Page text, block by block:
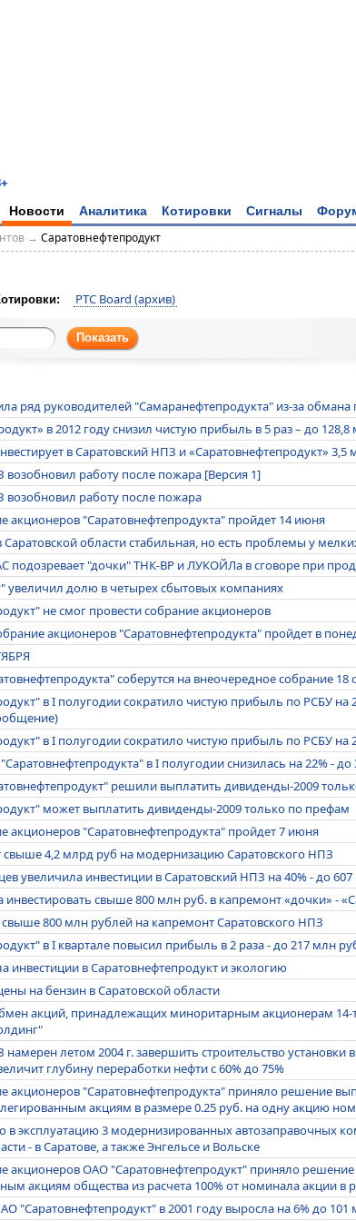
Новости Аналитика Котировки Сигналы
→ Саратовнефтепродукт
РТС Board (архив)
Показать
ряд руководителей "Самаранефтепродукта" из-за обмана
в 2012 году снизил чистую прибыль в 5 раз – до 128,8
в Саратовский НПЗ и «Саратовнефтепродукт» 3,5
возобновил работу после пожара [Версия 1]
возобновил работу после пожара
акционеров "Саратовнефтепродукта" пройдет 14 июня
области стабильная, но есть проблемы у
подозревает "дочки" ТНК-BP и ЛУКОЙЛа в сговоре при
увеличил долю в четырех сбытовых компаниях
не смог провести собрание акционеров
акционеров "Саратовнефтепродукта" пройдет в
соберутся на внеочередное собрание 18
в I полугодии сократило чистую прибыль по РСБУ на
в I полугодии сократило чистую прибыль по РСБУ на
в I полугодии снизилась на 22% -
решили выплатить дивиденды-2009
может выплатить дивиденды-2009 только по префам
акционеров "Саратовнефтепродукта" пройдет 7 июня
свыше 4,2 млрд руб на модернизацию Саратовского НПЗ
увеличила инвестиции в Саратовский НПЗ на 40% - до
инвестировать свыше 800 млн руб. в капремонт «дочки» -
свыше 800 млн рублей на капремонт Саратовского НПЗ
в I квартале повысил прибыль в 2 раза - до 217 млн
инвестиции в Саратовнефтепродукт и экологию
на бензин в Саратовской области
акций, принадлежащих миноритарным акционерам 14-
летом 2004 г. завершить строительство установки
глубину переработки нефти с 60% до 75%
акционеров "Саратовнефтепродукта" приняло решение
акциям в размере 0.25 руб. на одну акцию
эксплуатацию 3 модернизированных автозаправочных
- в Саратове, а также Энгельсе и Вольске
акционеров ОАО "Саратовнефтепродукт" приняло
акциям общества из расчета 100% от номинала акции в
"Саратовнефтепродукт" в 2001 году выросла на 6% до 101